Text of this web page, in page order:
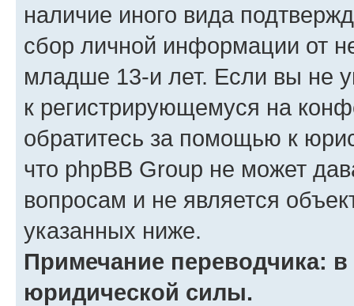
наличие иного вида
сбор личной информации от
младше 13-и лет. Если вы не
к регистрирующемуся на
обратитесь за помощью к
что phpBB Group не может
вопросам и не является
указанных ниже.
Примечание переводчика:
юридической силы.